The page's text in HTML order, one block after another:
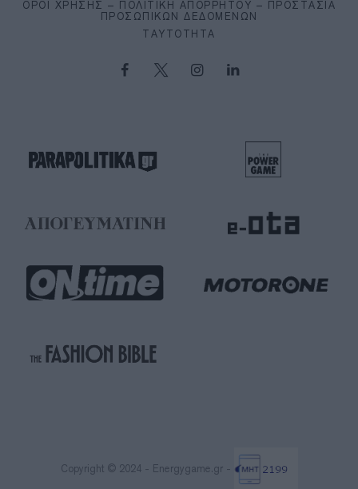
ΌΡΟΙ ΧΡΉΣΗΣ – ΠΟΛΙΤΙΚΉ ΑΠΟΡΡΉΤΟΥ – ΠΡΟΣΤΑΣΊΑ
ΠΡΟΣΩΠΙΚΏΝ ΔΕΔΟΜΈΝΩΝ
ΤΑΥΤΌΤΗΤΑ
Copyright © 2024 - Energygame.gr -